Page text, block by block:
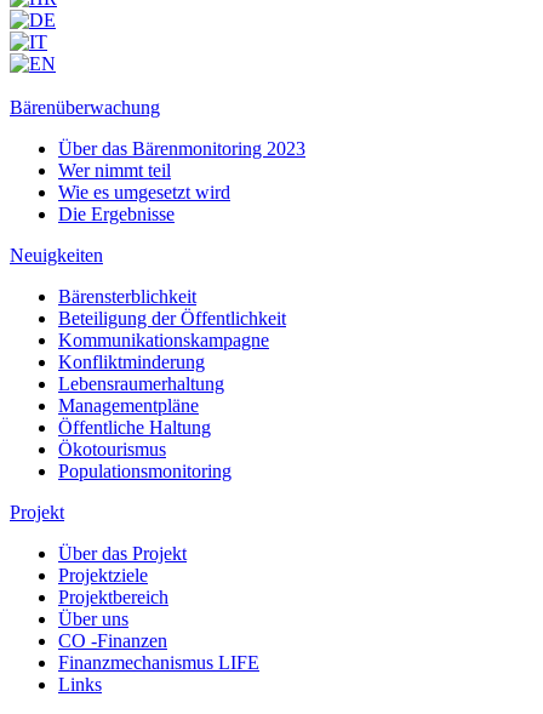
Bärenüberwachung
Über das Bärenmonitoring 2023
Wer nimmt teil
Wie es umgesetzt wird
Die Ergebnisse
Neuigkeiten
Bärensterblichkeit
Beteiligung der Öffentlichkeit
Kommunikationskampagne
Konfliktminderung
Lebensraumerhaltung
Managementpläne
Öffentliche Haltung
Ökotourismus
Populationsmonitoring
Projekt
Über das Projekt
Projektziele
Projektbereich
Über uns
CO -Finanzen
Finanzmechanismus LIFE
Links